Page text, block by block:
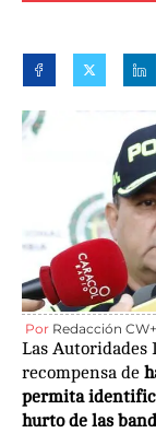
Por Redacción
Las Autoridades
recompensa de
permita
hurto de las